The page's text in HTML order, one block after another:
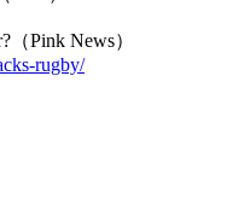
（Pink News）
rugby/